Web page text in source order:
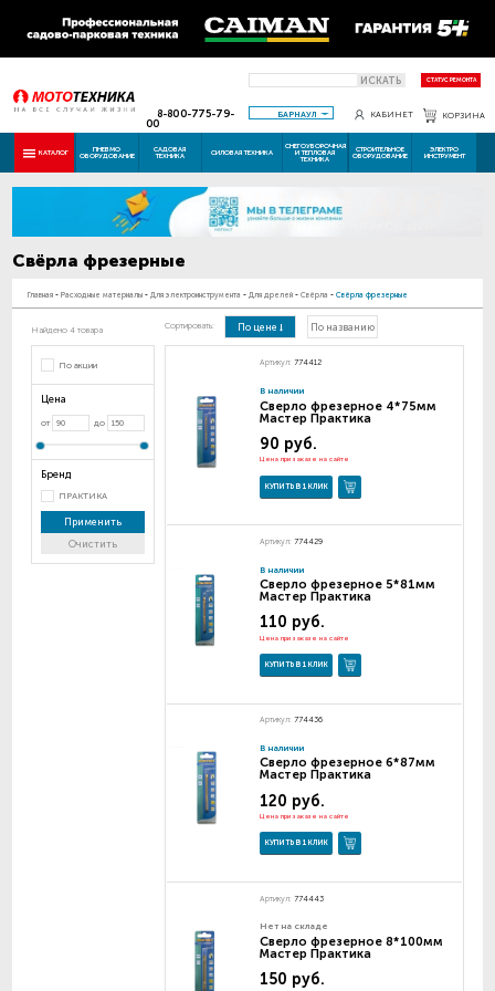
ИСКАТЬ СТАТУС РЕМОНТА
8-800-775-79-
00
БАРНАУЛ КАБИНЕТ КОРЗИНА
КАТАЛОГ ПНЕВМО
ОБОРУДОВАНИЕ
САДОВАЯ
ТЕХНИКА СИЛОВАЯ ТЕХНИКА
СНЕГОУБОРОЧНАЯ
И ТЕПЛОВАЯ
ТЕХНИКА
СТРОИТЕЛЬНОЕ
ОБОРУДОВАНИЕ
ЭЛЕКТРО
ИНСТРУМЕНТ
Свёрла фрезерные
Главная - Расходные материалы - Для электроинструмента - Для дрелей - Свёрла - Свёрла фрезерные
Найдено 4 товара
По акции
Цена
от до
Бренд
ПРАКТИКА
Применить
Очистить
Сортировать: По цене По названию
Артикул: 774412
В наличии
Сверло фрезерное 4*75мм
Мастер Практика
90 руб.
Цена при заказе на сайте
КУПИТЬ В 1 КЛИК
Артикул: 774429
В наличии
Сверло фрезерное 5*81мм
Мастер Практика
110 руб.
Цена при заказе на сайте
КУПИТЬ В 1 КЛИК
Артикул: 774436
В наличии
Сверло фрезерное 6*87мм
Мастер Практика
120 руб.
Цена при заказе на сайте
КУПИТЬ В 1 КЛИК
Артикул: 774443
Нет на складе
Сверло фрезерное 8*100мм
Мастер Практика
150 руб.